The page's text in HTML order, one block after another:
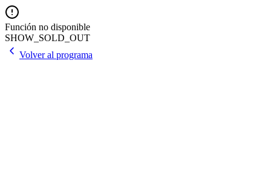
Función no disponible
SHOW_SOLD_OUT
Volver al programa